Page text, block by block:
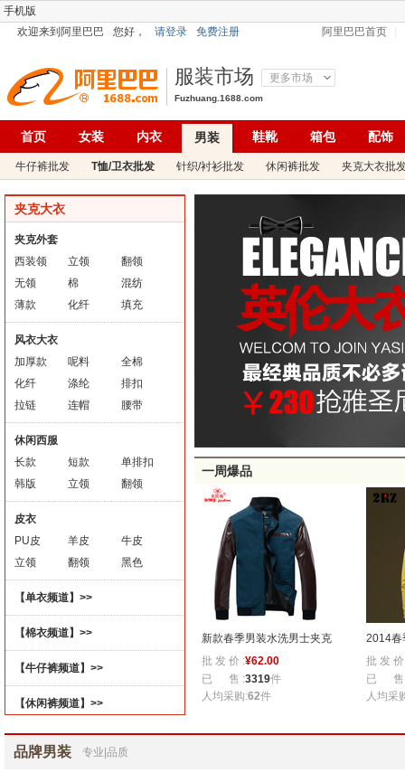
手机版
您好，
欢迎来到阿里巴巴 请登录 免费注册 阿里巴巴首页
服装市场 更多市场
Fuzhuang.1688.com
首页 女装 内衣 男装 鞋靴 箱包 配饰
牛仔裤批发 T恤/卫衣批发 针织/衬衫批发 休闲裤批发 夹克大衣批
夹克大衣
夹克外套
西装领
立领
翻领
无领
棉
混纺
薄款
化纤 填充
风衣大衣
加厚款
呢料
全棉
化纤
涤纶
排扣
拉链
连帽 腰带
休闲西服
长款
短款
单排扣
韩版
立领 翻领
皮衣
PU皮
羊皮
牛皮
立领
翻领 黑色
【单衣频道】>>
【棉衣频道】>>
【牛仔裤频道】>>
【休闲裤频道】>>
一周爆品
版
家
涂方2014新款春装开衫卫衣
男韩版潮流春秋男士外套学
批 发 价 :
人均采购:
新款春季男装水洗男士夹克
潮男薄款时尚夹克衫 pu皮拼
接男式外套
批 发 价 :¥62.00
已 售 :3319件
人均采购:62件
2014春
男士外
翻领开
批 发
已 售
人均采
品牌男装 专业|品质